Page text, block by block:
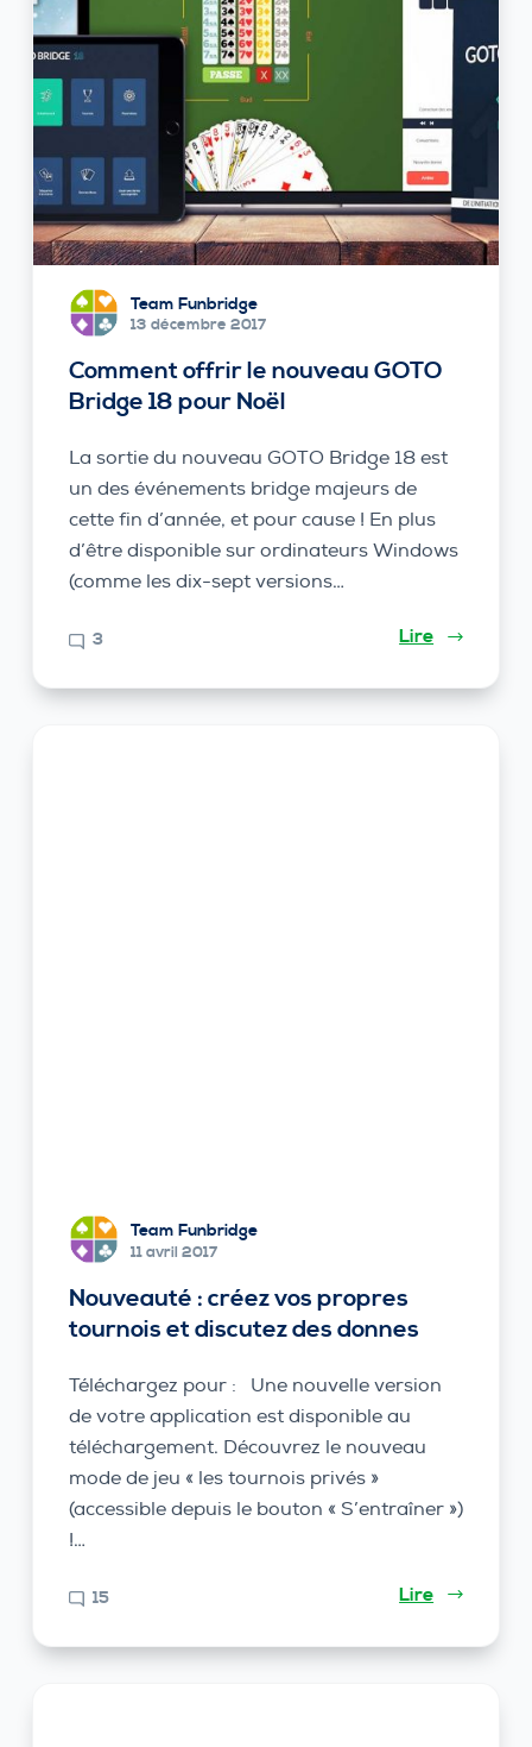
Team Funbridge
13 décembre 2017
Comment offrir le nouveau GOTO
Bridge 18 pour Noël
La sortie du nouveau GOTO Bridge 18 est
un des événements bridge majeurs de
cette fin d’année, et pour cause ! En plus
d’être disponible sur ordinateurs Windows
(comme les dix-sept versions…
3 Lire
Team Funbridge
11 avril 2017
Nouveauté : créez vos propres
tournois et discutez des donnes
Téléchargez pour : Une nouvelle version
de votre application est disponible au
téléchargement. Découvrez le nouveau
mode de jeu « les tournois privés »
(accessible depuis le bouton « S’entraîner »)
!…
15 Lire